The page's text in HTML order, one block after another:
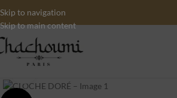
Skip to navigation
Skip to main content
Click to enlarge